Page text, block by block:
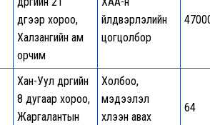
дүгээр хороо,
Халзангийн ам
орчим
үйлдвэрлэлийн
цогцолбор
Хан-Уул дүүргийн
8 дугаар хороо,
Жаргалантын
Холбоо,
мэдээлэл
хүлээн авах
64